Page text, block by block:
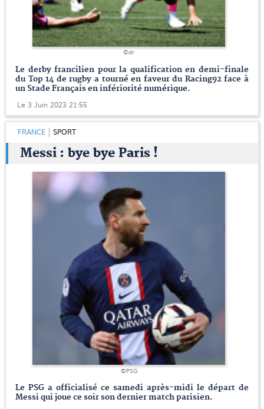
©dr
Le derby francilien pour la qualification en demi-finale
du Top 14 de rugby a tourné en faveur du Racing92 face à
un Stade Français en infériorité numérique.
Le 3 Juin 2023 21:55
FRANCE SPORT
Messi : bye bye Paris !
©PSG
Le PSG a officialisé ce samedi après-midi le départ de
Messi qui joue ce soir son dernier match parisien.